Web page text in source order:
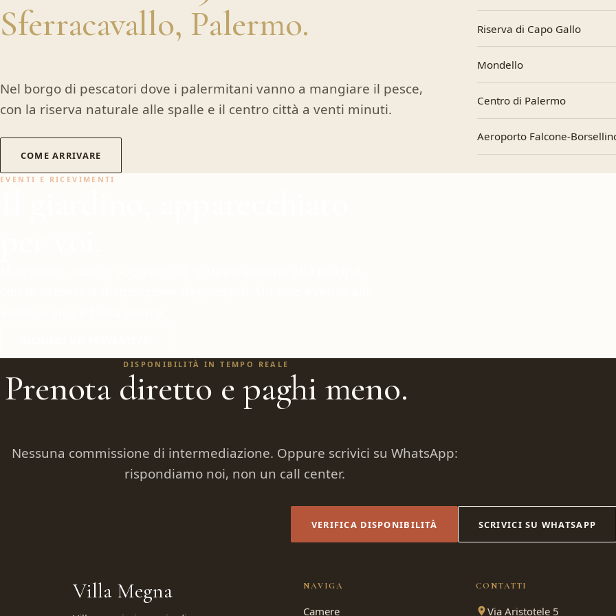
Sferracavallo, Palermo.
Nel borgo di pescatori dove i palermitani vanno a mangiare il pesce,
con la riserva naturale alle spalle e il centro città a venti minuti.
COME ARRIVARE
Riserva di Capo Gallo
Mondello
Centro di Palermo
Aeroporto Falcone-
EVENTI E RICEVIMENTI
DISPONIBILITÀ IN TEMPO REALE
Prenota diretto e paghi meno.
Nessuna commissione di intermediazione. Oppure scrivici su WhatsApp:
rispondiamo noi, non un call center.
VERIFICA DISPONIBILITÀ SCRIVICI SU WHATSAPP
Villa Megna NAVIGA
Camere
CONTATTI
Via Aristotele 5